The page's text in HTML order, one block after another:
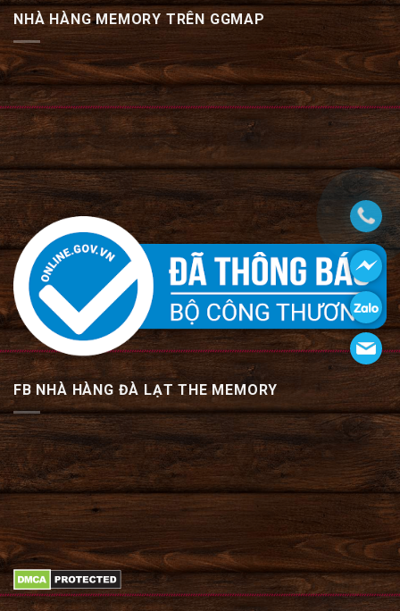
NHÀ HÀNG MEMORY TRÊN GGMAP
FB NHÀ HÀNG ĐÀ LẠT THE MEMORY